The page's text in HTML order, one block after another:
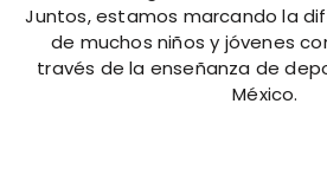
Juntos, estamos marcando la
de muchos niños y jóvenes
través de la enseñanza de
México.